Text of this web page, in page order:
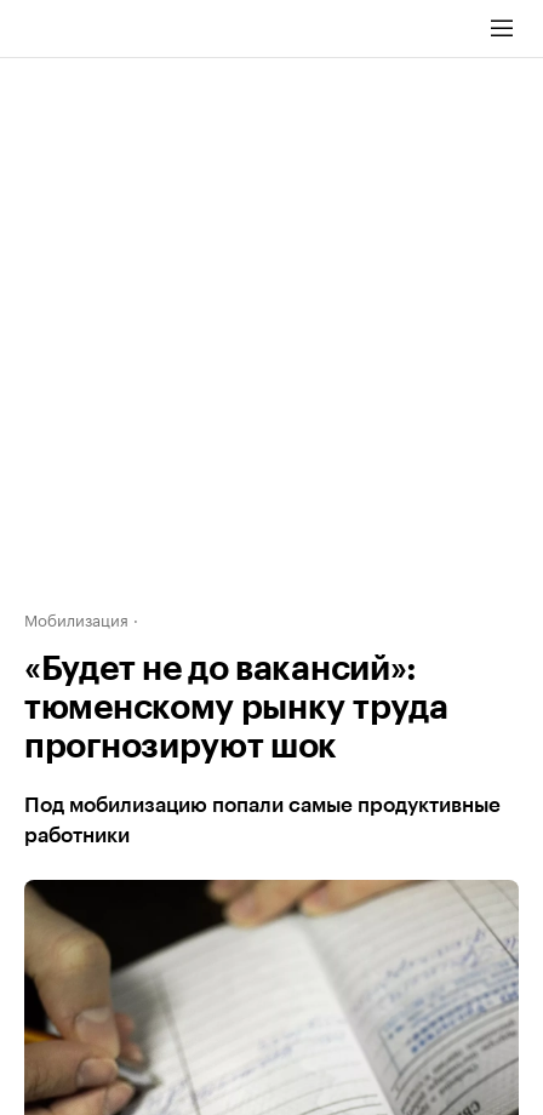
Мобилизация
«Будет не до вакансий»:
тюменскому рынку труда
прогнозируют шок
Под мобилизацию попали самые продуктивные
работники